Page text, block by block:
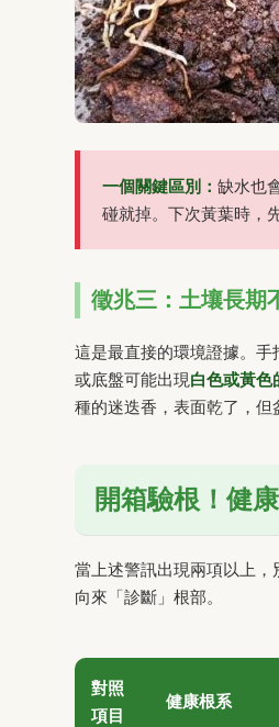
一個關鍵區別： 缺水也
碰就掉。下次黃葉時，
徵兆三：土壤長期
這是最直接的環境證據。
或底盤可能出現白色或黃色
種的迷迭香，表面乾了，但
開箱驗根！健
當上述警訊出現兩項以上
向來「診斷」根部。
對照
項目
健康根系